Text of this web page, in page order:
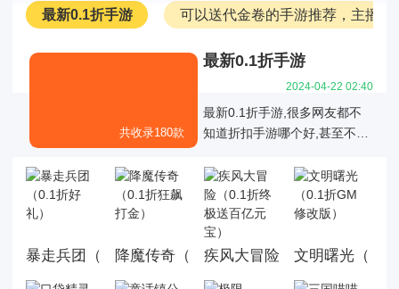
最新0.1折手游 可以送代金卷的手游推荐，主播推
共收录180款
最新0.1折手游
2024-04-22 02:40
最新0.1折手游,很多网友都不
知道折扣手游哪个好,甚至不知
游，也不知道有哪些0.1折手游
是值得我们去玩的,今天白菜就
为大家带来好玩的0.1折手机游
戏大全,这里面的游戏统统充值
都是0.1折，游戏上线就送首
充，而且这几款游戏都是很耐
暴走兵团（0.1折好礼）降魔传奇（0.1折狂飙打金）
疾风大冒险（0.1折终极送百
文明曙光（0.1